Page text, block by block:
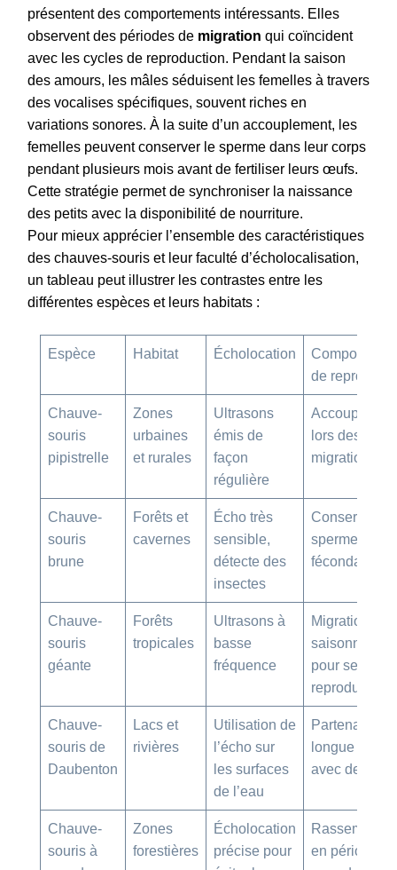
présentent des comportements intéressants. Elles
observent des périodes de migration qui coïncident
avec les cycles de reproduction. Pendant la saison
des amours, les mâles séduisent les femelles à travers
des vocalises spécifiques, souvent riches en
variations sonores. À la suite d’un accouplement, les
femelles peuvent conserver le sperme dans leur corps
pendant plusieurs mois avant de fertiliser leurs œufs.
Cette stratégie permet de synchroniser la naissance
des petits avec la disponibilité de nourriture.
Pour mieux apprécier l’ensemble des caractéristiques
des chauves-souris et leur faculté d’écholocalisation,
un tableau peut illustrer les contrastes entre les
différentes espèces et leurs habitats :
Espèce Habitat Écholocation
de
Chauve-
souris
pipistrelle
Zones
urbaines
et rurales
Ultrasons
émis de
façon
régulière
lors des
migrations
Chauve-
souris
brune
Forêts et
cavernes
Écho très
sensible,
détecte des
insectes
sperme
fécondation
Chauve-
souris
géante
Forêts
tropicales
Ultrasons à
basse
fréquence
Migrations
saisonnières
pour se
reproduire
Chauve-
souris de
Daubenton
Lacs et
rivières
Utilisation de
l’écho sur
les surfaces
de l’eau
Partenariats
longue durée
avec des
Chauve-
souris à
Zones
forestières
Écholocation
précise pour
en périodes